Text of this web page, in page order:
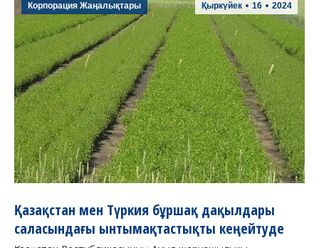
Қыркүйек 16 2024
Корпорация Жаңалықтары
Қазақстан мен Түркия бұршақ дақылдары
саласындағы ынтымақтастықты кеңейтуде